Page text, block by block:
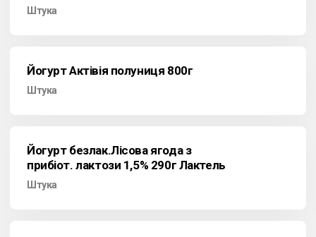
Штука
Йогурт Актівія полуниця 800г
Штука
Йогурт безлак.Лісова ягода з
прибіот. лактози 1,5% 290г Лактель
Штука